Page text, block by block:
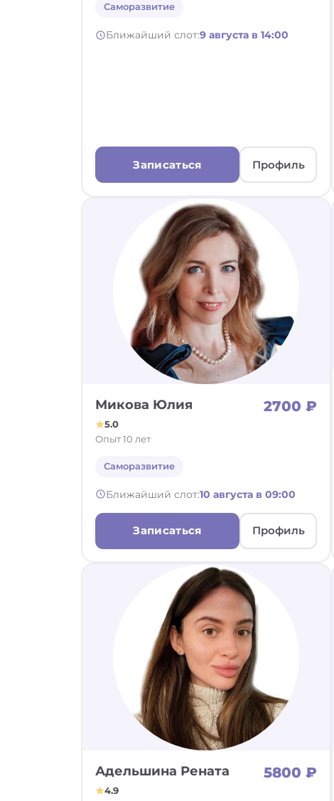
Саморазвитие
Ближайший слот:9 августа в 14:00
Записаться Профиль
Микова Юлия 2700 ₽
5.0
Опыт 10 лет
Саморазвитие
Ближайший слот:10 августа в 09:00
Записаться Профиль
Адельшина Рената 5800 ₽
4.9